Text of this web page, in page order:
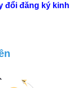
đổi đăng ký kinh